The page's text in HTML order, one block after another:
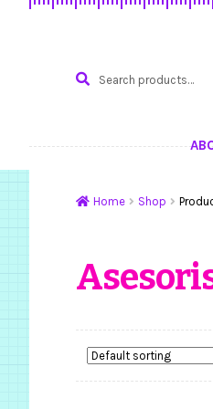
for:
Home Shop